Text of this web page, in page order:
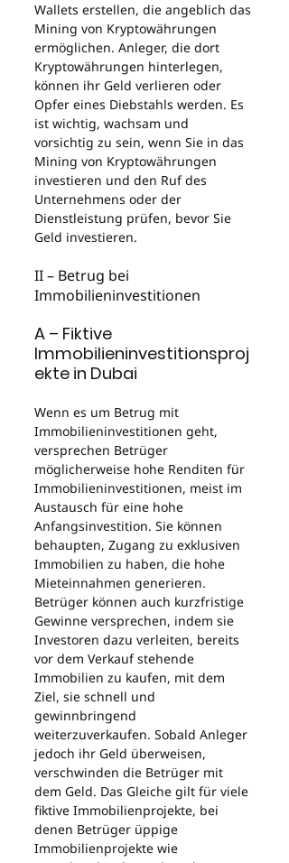
Wallets erstellen, die angeblich das
Mining von Kryptowährungen
ermöglichen. Anleger, die dort
Kryptowährungen hinterlegen,
können ihr Geld verlieren oder
Opfer eines Diebstahls werden. Es
ist wichtig, wachsam und
vorsichtig zu sein, wenn Sie in das
Mining von Kryptowährungen
investieren und den Ruf des
Unternehmens oder der
Dienstleistung prüfen, bevor Sie
Geld investieren.
II – Betrug bei
Immobilieninvestitionen
A – Fiktive
Immobilieninvestitionsproj
ekte in Dubai
Wenn es um Betrug mit
Immobilieninvestitionen geht,
versprechen Betrüger
möglicherweise hohe Renditen für
Immobilieninvestitionen, meist im
Austausch für eine hohe
Anfangsinvestition. Sie können
behaupten, Zugang zu exklusiven
Immobilien zu haben, die hohe
Mieteinnahmen generieren.
Betrüger können auch kurzfristige
Gewinne versprechen, indem sie
Investoren dazu verleiten, bereits
vor dem Verkauf stehende
Immobilien zu kaufen, mit dem
Ziel, sie schnell und
gewinnbringend
weiterzuverkaufen. Sobald Anleger
jedoch ihr Geld überweisen,
verschwinden die Betrüger mit
dem Geld. Das Gleiche gilt für viele
fiktive Immobilienprojekte, bei
denen Betrüger üppige
Immobilienprojekte wie